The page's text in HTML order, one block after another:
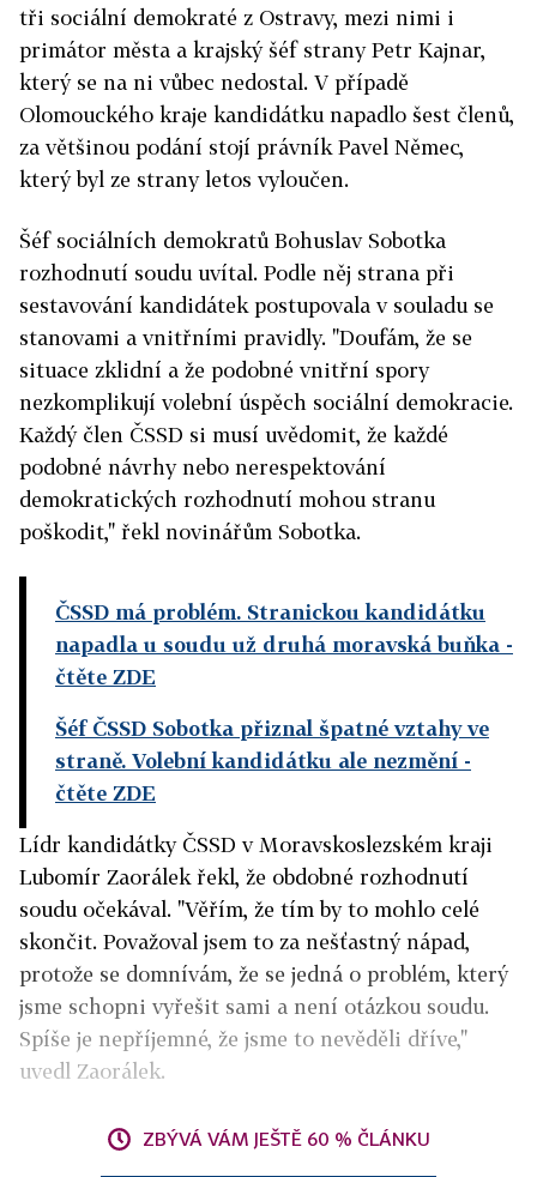
tři sociální demokraté z Ostravy, mezi nimi i
primátor města a krajský šéf strany Petr Kajnar,
který se na ni vůbec nedostal. V případě
Olomouckého kraje kandidátku napadlo šest členů,
za většinou podání stojí právník Pavel Němec,
který byl ze strany letos vyloučen.
Šéf sociálních demokratů Bohuslav Sobotka
rozhodnutí soudu uvítal. Podle něj strana při
sestavování kandidátek postupovala v souladu se
stanovami a vnitřními pravidly. "Doufám, že se
situace zklidní a že podobné vnitřní spory
nezkomplikují volební úspěch sociální demokracie.
Každý člen ČSSD si musí uvědomit, že každé
podobné návrhy nebo nerespektování
demokratických rozhodnutí mohou stranu
poškodit," řekl novinářům Sobotka.
ČSSD má problém. Stranickou kandidátku
napadla u soudu už druhá moravská buňka -
čtěte ZDE
Šéf ČSSD Sobotka přiznal špatné vztahy ve
straně. Volební kandidátku ale nezmění -
čtěte ZDE
Lídr kandidátky ČSSD v Moravskoslezském kraji
Lubomír Zaorálek řekl, že obdobné rozhodnutí
soudu očekával. "Věřím, že tím by to mohlo celé
skončit. Považoval jsem to za nešťastný nápad,
protože se domnívám, že se jedná o problém, který
jsme schopni vyřešit sami a není otázkou soudu.
Spíše je nepříjemné, že jsme to nevěděli dříve,"
uvedl Zaorálek.
ZBÝVÁ VÁM JEŠTĚ 60 % ČLÁNKU